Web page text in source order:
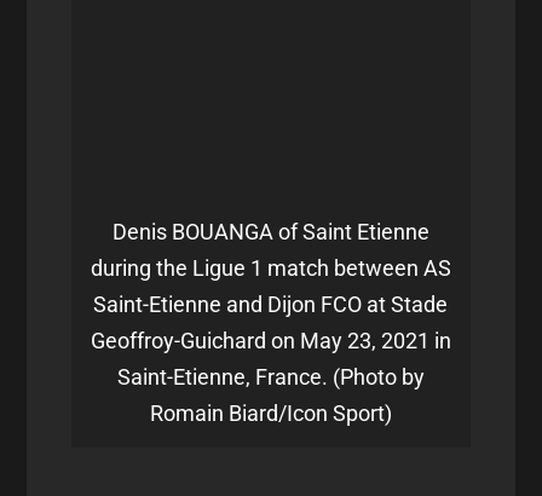
Denis BOUANGA of Saint Etienne
during the Ligue 1 match between AS
Saint-Etienne and Dijon FCO at Stade
Geoffroy-Guichard on May 23, 2021 in
Saint-Etienne, France. (Photo by
Romain Biard/Icon Sport)